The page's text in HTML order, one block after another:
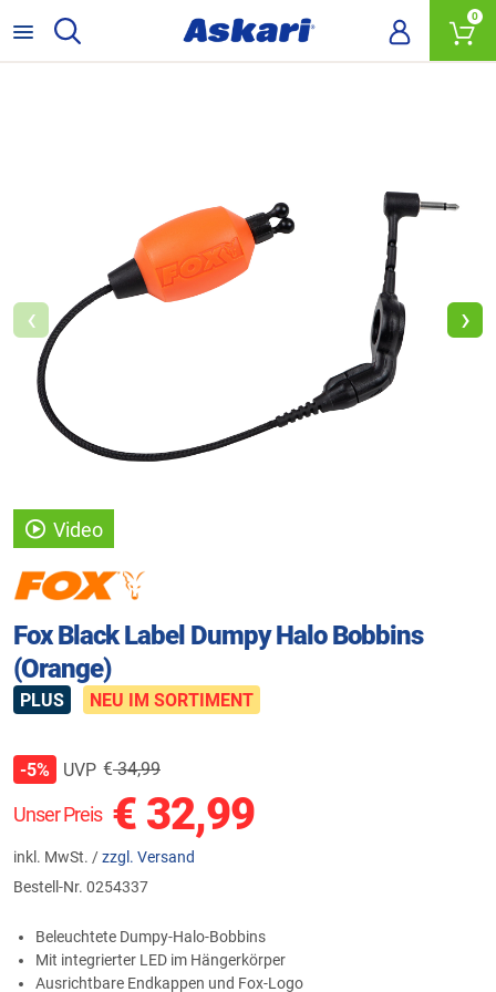
0
Video
‹ ›
Fox Black Label Dumpy Halo Bobbins
(Orange)
PLUS NEU IM SORTIMENT
Unser Preis € 32,99
inkl. MwSt. /zzgl. Versand
-5% UVP €34,99
Bestell-Nr. 0254337
Beleuchtete Dumpy-Halo-Bobbins
Mit integrierter LED im Hängerkörper
Ausrichtbare Endkappen und Fox-Logo